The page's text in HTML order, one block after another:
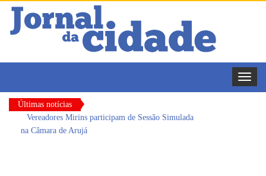
Toggle
Últimas notícias
Vereadores Mirins participam de Sessão Simulada
na Câmara de Arujá